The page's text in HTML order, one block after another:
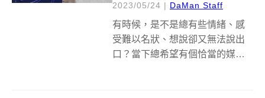
2023/05/24 | DaMan Staff
有時候，是不是總有些情緒、感
受難以名狀、想說卻又無法說出
口？當下總希望有個恰當的媒